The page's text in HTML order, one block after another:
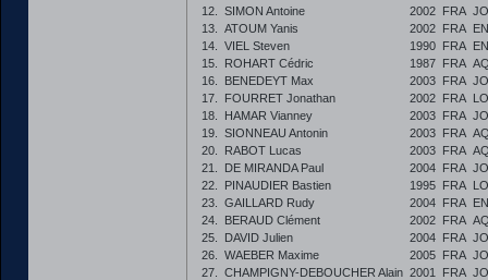
12.
SIMON Antoine 2002 FRA
13.
ATOUM Yanis 2002 FRA
14.
VIEL Steven 1990 FRA
15.
ROHART Cédric 1987 FRA
16.
BENEDEYT Max 2003 FRA
17.
FOURRET Jonathan 2002 FRA
18.
HAMAR Vianney 2003 FRA
19.
SIONNEAU Antonin 2003 FRA
20.
RABOT Lucas 2003 FRA
21.
DE MIRANDA Paul 2004 FRA
22.
PINAUDIER Bastien 1995 FRA
23.
GAILLARD Rudy 2004 FRA
24.
BERAUD Clément 2002 FRA
25.
DAVID Julien 2004 FRA
26.
WAEBER Maxime 2005 FRA
27.
CHAMPIGNY-DEBOUCHER Alain 2001 FRA